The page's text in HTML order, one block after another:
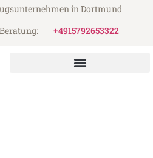
in Dortmund
+4915792653322